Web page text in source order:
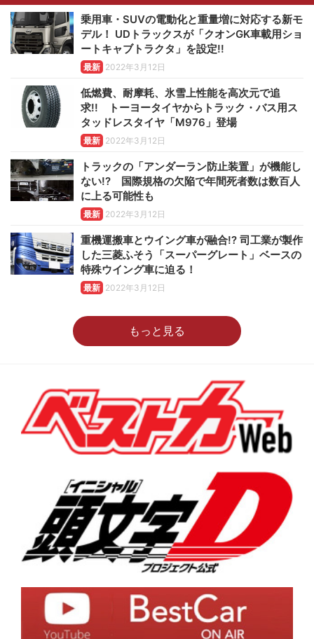
乗用車・SUVの電動化と重量増に対応する新モ
デル！ UDトラックスが「クオンGK車載用ショ
ートキャブトラクタ」を設定!!
最新 2022年3月12日
低燃費、耐摩耗、氷雪上性能を高次元で追
求!! トーヨータイヤからトラック・バス用ス
タッドレスタイヤ「M976」登場
最新 2022年3月12日
トラックの「アンダーラン防止装置」が機能し
ない!? 国際規格の欠陥で年間死者数は数百人
に上る可能性も
最新 2022年3月12日
重機運搬車とウイング車が融合!? 司工業が製作
した三菱ふそう「スーパーグレート」ベースの
特殊ウイング車に迫る！
最新 2022年3月12日
もっと見る